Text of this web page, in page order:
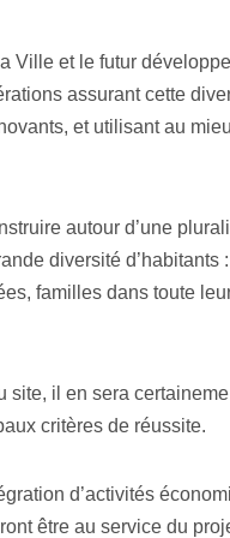
Ville et le futur
assurant cette
et utilisant au
autour d’une
diversité d’habitants
familles dans toute
site, il en sera
critères de réussite.
d’activités
être au service du